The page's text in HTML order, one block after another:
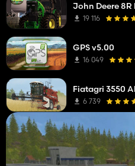
John Deere 8R
19 116
GPS v5.00
16 049
Fiatagri 3550
6 739